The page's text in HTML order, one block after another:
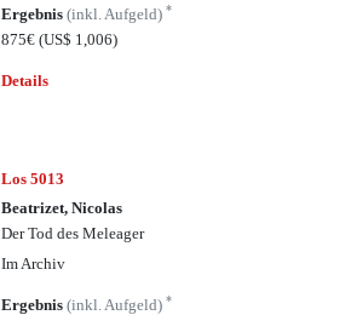
Ergebnis(inkl. Aufgeld)*
875€(US$ 1,006)
Details
Los 5013
Beatrizet, Nicolas
Der Tod des Meleager
Im Archiv
Ergebnis(inkl. Aufgeld)*